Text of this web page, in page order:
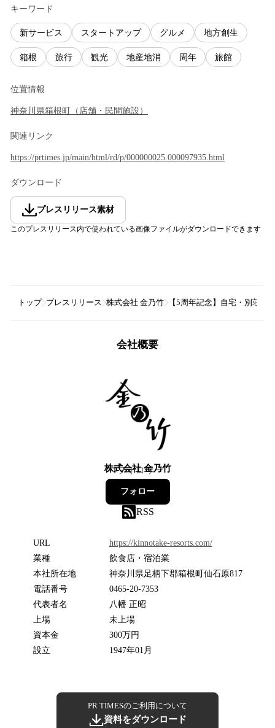
キーワード
新サービス スタートアップ グルメ 地方創生
箱根 旅行 観光 地産地消 周年 旅館
位置情報
神奈川県箱根町 （ 店舗・民間施設 ）
関連リンク
https://prtimes.jp/main/html/rd/p/000000025.000097935.html
ダウンロード
プレスリリース素材
このプレスリリース内で使われている画像ファイルがダウンロードできます
トップ プレスリリース 株式会社 金乃竹 【5周年記念】自宅・別荘
会社概要
株式会社 金乃竹
1フォロワー
フォロー
RSS
URL
https://kinnotake-resorts.com/
業種
飲食店・宿泊業
本社所在地
神奈川県足柄下郡箱根町仙石原817
電話番号
0465-20-7353
代表者名
八幡 正昭
上場
未上場
資本金
300万円
設立
1947年01月
PR TIMESのご利用について
資料をダウンロード